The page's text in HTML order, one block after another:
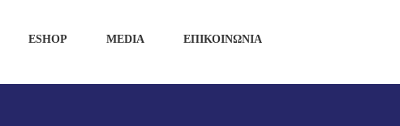
ESHOP MEDIA ΕΠΙΚΟΙΝΩΝΙΑ